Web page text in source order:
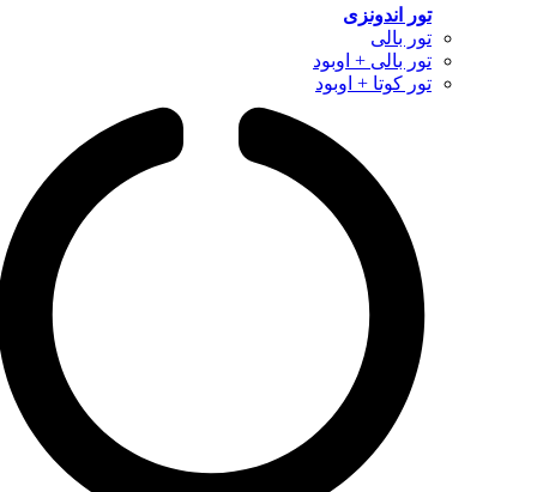
تور اندونزی
تور بالی
تور بالی + اوبود
تور کوتا + اوبود